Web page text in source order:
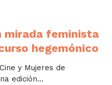
mirada feminista
hegemónico
y Mujeres de
edición...